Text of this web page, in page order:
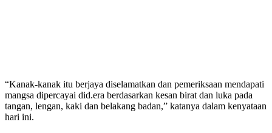
“Kanak-kanak itu berjaya diselamatkan dan pemeriksaan mendapati
mangsa dipercayai did.era berdasarkan kesan birat dan luka pada
tangan, lengan, kaki dan belakang badan,” katanya dalam kenyataan
hari ini.